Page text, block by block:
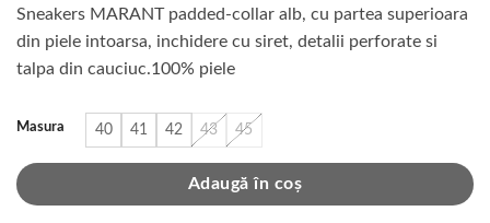
a
fost:
1
este:
1
194 lei.
Sneakers MARANT padded-collar alb, cu partea superioara
din piele intoarsa, inchidere cu siret, detalii perforate si
talpa din cauciuc.100% piele
Masura 40 41 42 43 45
Adaugă în coș